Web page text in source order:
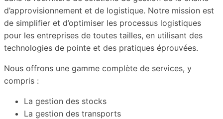
d’approvisionnement et de logistique. Notre mission est
de simplifier et d’optimiser les processus logistiques
pour les entreprises de toutes tailles, en utilisant des
technologies de pointe et des pratiques éprouvées.
Nous offrons une gamme complète de services, y
compris :
La gestion des stocks
La gestion des transports